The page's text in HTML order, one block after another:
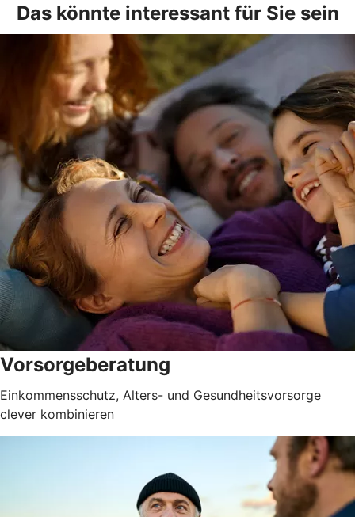
Das könnte interessant für Sie sein
Vorsorgeberatung
Einkommensschutz, Alters- und Gesundheitsvorsorge
clever kombinieren